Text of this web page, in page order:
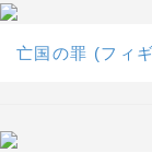
亡国の罪 (フィ